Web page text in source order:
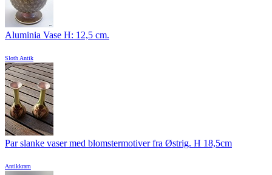
Aluminia Vase H: 12,5 cm.
Sloth Antik
Par slanke vaser med blomstermotiver fra Østrig. H 18,5cm
Antikkram